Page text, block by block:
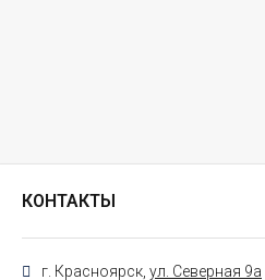
КОНТАКТЫ
г. Красноярск, ул. Северная 9а